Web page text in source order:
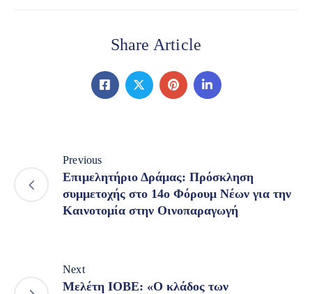
Share Article
Previous
Επιμελητήριο Δράμας: Πρόσκληση
συμμετοχής στο 14ο Φόρουμ Νέων για την
Καινοτομία στην Οινοπαραγωγή
Next
Μελέτη ΙΟΒΕ: «Ο κλάδος των